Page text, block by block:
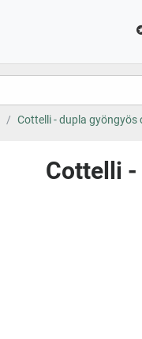
Cottelli - dupla gyöngyös
Cottelli -